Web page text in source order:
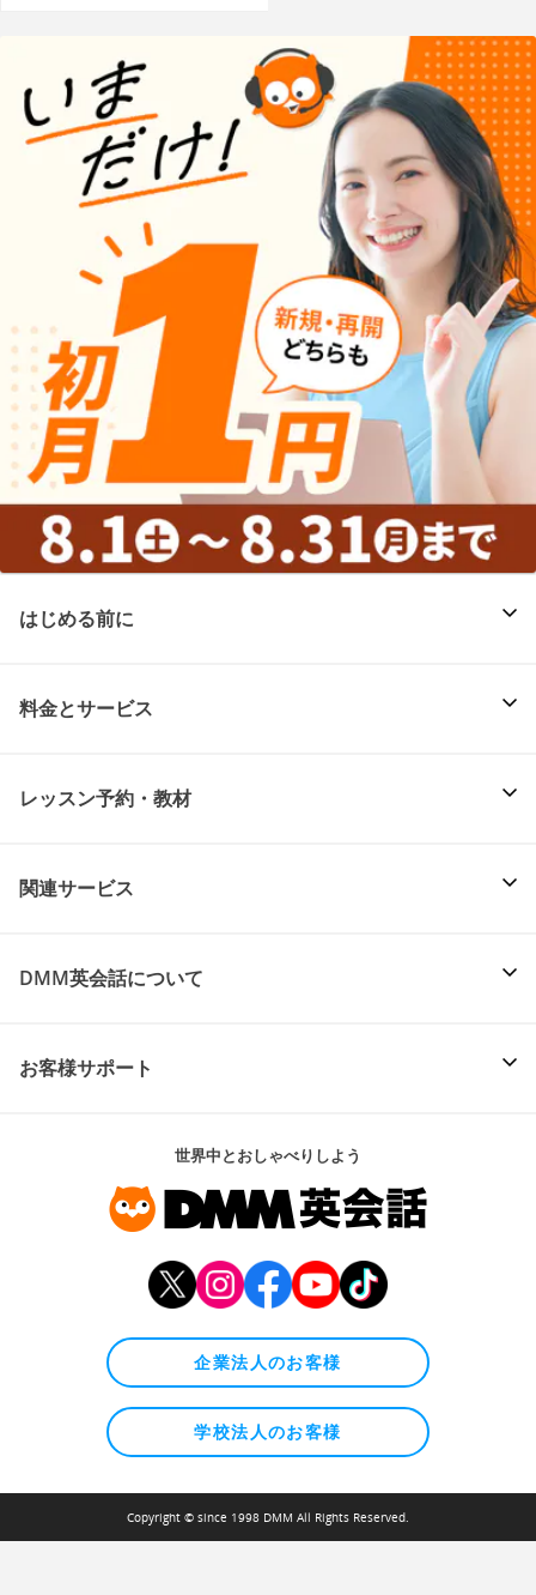
はじめる前に
料金とサービス
レッスン予約・教材
関連サービス
DMM英会話について
お客様サポート
世界中とおしゃべりしよう
企業法人のお客様
学校法人のお客様
Copyright © since 1998 DMM All Rights Reserved.